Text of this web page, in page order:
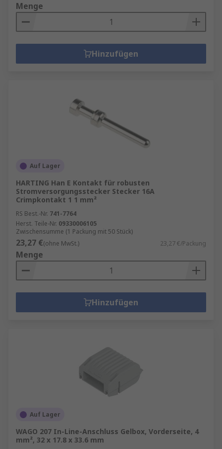
Menge
Hinzufügen
Auf Lager
HARTING Han E Kontakt für robusten
Stromversorgungsstecker Stecker 16A
Crimpkontakt 1 1 mm²
RS Best.-Nr. 741-7764
Herst. Teile-Nr. 09330006105
Zwischensumme (1 Packung mit 50 Stück)
23,27 €(ohne MwSt.) 23,27 €/Packung
Menge
Hinzufügen
Auf Lager
WAGO 207 In-Line-Anschluss Gelbox, Vorderseite, 4
mm², 32 x 17.8 x 33.6 mm